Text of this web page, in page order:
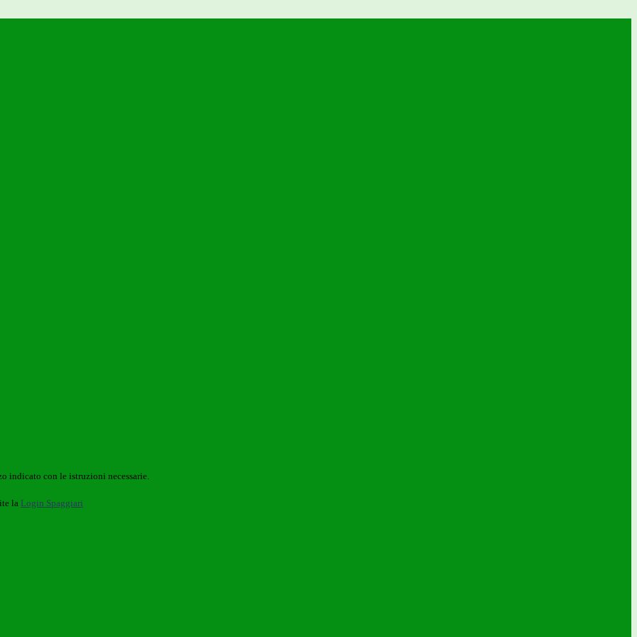
indicato con le istruzioni necessarie.
la Login Spaggiari